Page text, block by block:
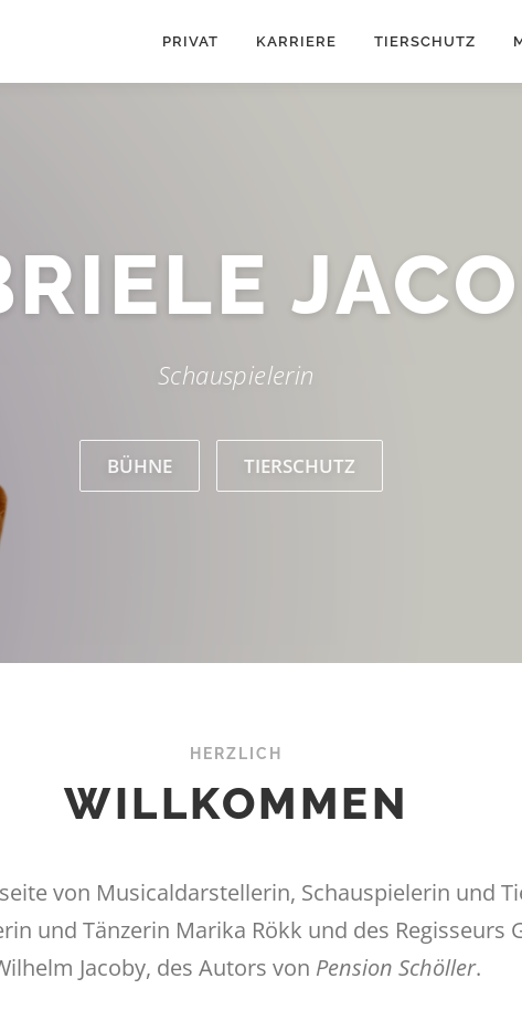
PRIVAT KARRIERE TIERSCHUTZ
Schauspielerin
BÜHNE TIERSCHUTZ
HERZLICH
WILLKOMMEN
von Musicaldarstellerin, Schauspielerin und
und Tänzerin Marika Rökk und des Regisseurs
Jacoby, des Autors von Pension Schöller.